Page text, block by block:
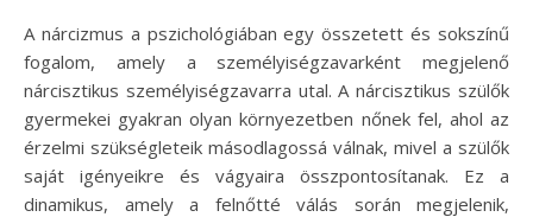
A nárcizmus a pszichológiában egy összetett és sokszínű
fogalom, amely a személyiségzavarként megjelenő
nárcisztikus személyiségzavarra utal. A nárcisztikus szülők
gyermekei gyakran olyan környezetben nőnek fel, ahol az
érzelmi szükségleteik másodlagossá válnak, mivel a szülők
saját igényeikre és vágyaira összpontosítanak. Ez a
dinamikus, amely a felnőtté válás során megjelenik,